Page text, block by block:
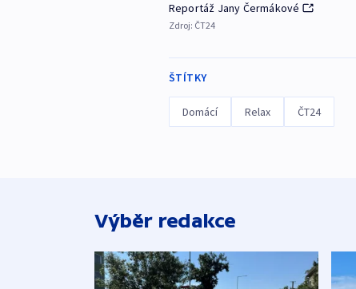
Reportáž Jany Čermákové
Zdroj: ČT24
ŠTÍTKY
Domácí Relax ČT24
Výběr redakce